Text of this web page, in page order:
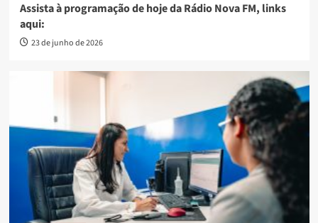
Assista à programação de hoje da Rádio Nova FM, links
aqui:
23 de junho de 2026